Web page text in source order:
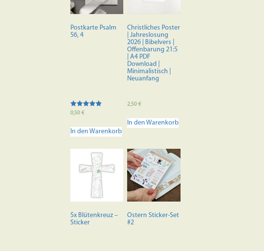
Postkarte Psalm
56, 4
Bewertet mit
0,50 €
In den Warenkorb
Christliches Poster
| Jahreslosung
2026 | Bibelvers |
Offenbarung 21:5
| A4 PDF
Download |
Minimalistisch |
Neuanfang
2,50€
In den Warenkorb
5x Blütenkreuz –
Sticker
Ostern Sticker-Set
#2